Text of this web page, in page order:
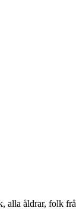
åldrar, folk